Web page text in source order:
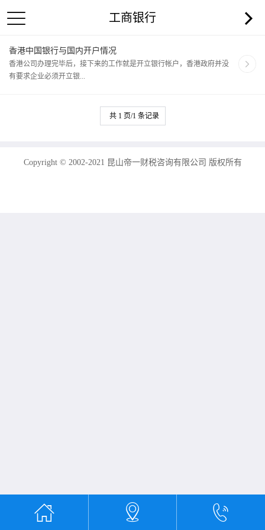
工商银行
香港中国银行与国内开户情况
香港公司办理完毕后，接下来的工作就是开立银行帐户，香港政府并没
有要求企业必须开立银...
共 1 页/1 条记录
Copyright © 2002-2021 昆山帝一财税咨询有限公司 版权所有